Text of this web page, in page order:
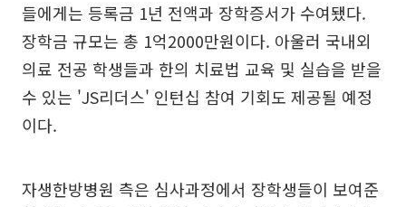
들에게는 등록금 1년 전액과 장학증서가 수여됐다.
장학금 규모는 총 1억2000만원이다. 아울러 국내외
의료 전공 학생들과 한의 치료법 교육 및 실습을 받을
수 있는 'JS리더스' 인턴십 참여 기회도 제공될 예정
이다.
자생한방병원 측은 심사과정에서 장학생들이 보여준